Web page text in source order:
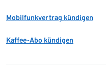
Mobilfunkvertrag kündigen
Kaffee-Abo kündigen